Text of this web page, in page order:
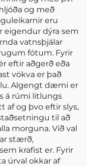
og með
eru
eigendur dýra sem
vatnsþjálar
fótum. Fyrir
eftir aðgerð eða
vökva er það
Algengt dæmi er
á rúmi litlungs
af og þvo eftir slys,
til að
morguna. Við val
stærð,
krafist er. Fyrir
úrval okkar af